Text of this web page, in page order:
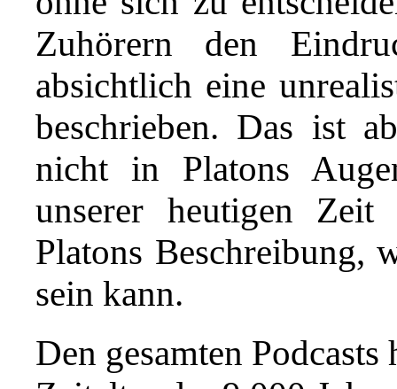
Zuhörern den
absichtlich eine
beschrieben. Das ist
nicht in Platons
unserer heutigen
Platons Beschreibung,
sein kann.
Den gesamten